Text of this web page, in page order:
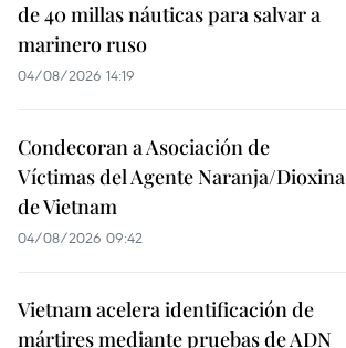
de 40 millas náuticas para salvar a
marinero ruso
04/08/2026 14:19
Condecoran a Asociación de
Víctimas del Agente Naranja/Dioxina
de Vietnam
04/08/2026 09:42
Vietnam acelera identificación de
mártires mediante pruebas de ADN